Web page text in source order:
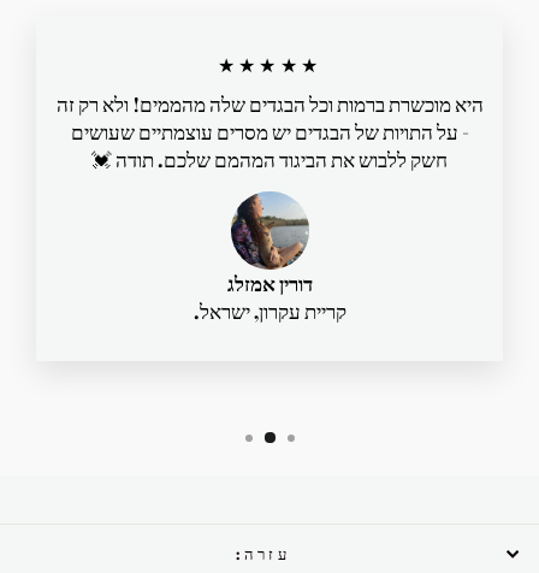
★★★★★
היא מוכשרת ברמות וכל הבגדים שלה מהממים! ולא רק זה
- על התויות של הבגדים יש מסרים עוצמתיים שעושים
חשק ללבוש את הביגוד המהמם שלכם. תודה 💓
דורין אמזלג
קריית עקרון, ישראל.
עזרה: